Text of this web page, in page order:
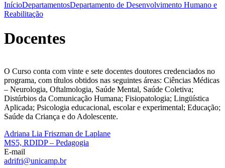
InícioDepartamentosDepartamento de Desenvolvimento Humano e
Reabilitação
Docentes
O Curso conta com vinte e sete docentes doutores credenciados no
programa, com títulos obtidos nas seguintes áreas: Ciências Médicas
– Neurologia, Oftalmologia, Saúde Mental, Saúde Coletiva;
Distúrbios da Comunicação Humana; Fisiopatologia; Lingüística
Aplicada; Psicologia educacional, escolar e experimental; Educação;
Saúde da Criança e do Adolescente.
Adriana Lia Friszman de Laplane
MS5, RDIDP – Pedagogia
E-mail
adrifri@unicamp.br